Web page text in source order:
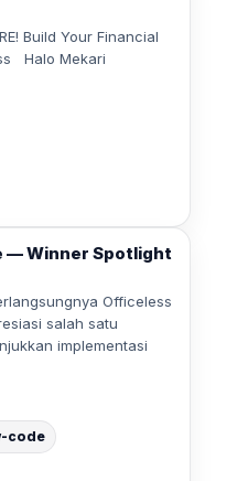
Build Your Financial
Halo Mekari
— Winner Spotlight
Officeless
salah satu
implementasi
code